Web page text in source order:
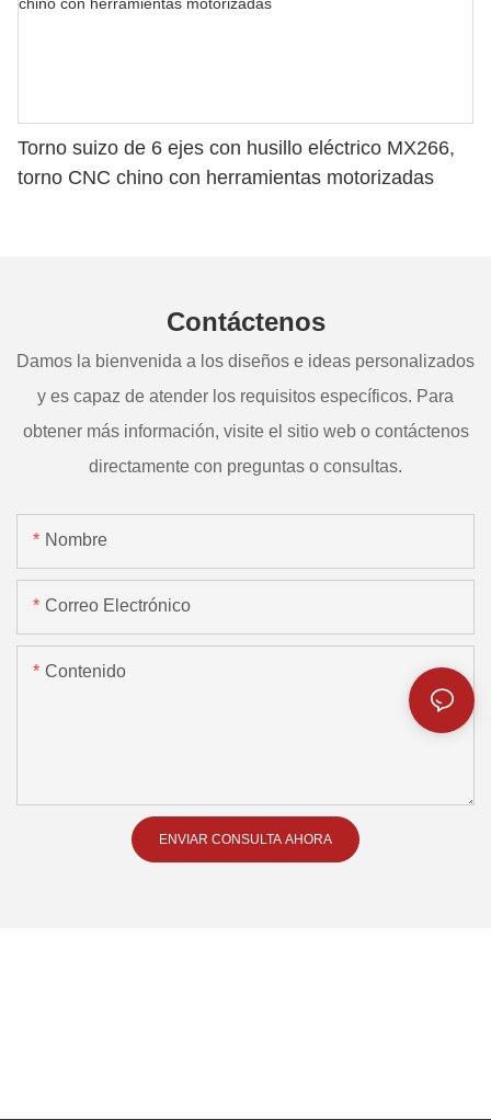
Torno suizo de 6 ejes con husillo eléctrico MX266,
torno CNC chino con herramientas motorizadas
Contáctenos
Damos la bienvenida a los diseños e ideas personalizados
y es capaz de atender los requisitos específicos. Para
obtener más información, visite el sitio web o contáctenos
directamente con preguntas o consultas.
Nombre
Correo Electrónico
Contenido
ENVIAR CONSULTA AHORA